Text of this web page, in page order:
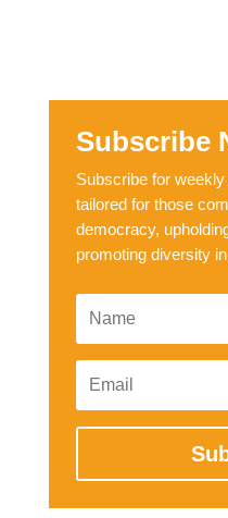
Subscribe
Subscribe for
tailored for those
democracy,
promoting diversity